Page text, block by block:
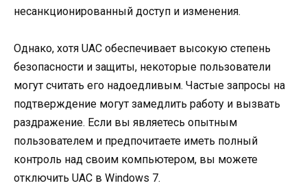
несанкционированный доступ и изменения.
Однако, хотя UAC обеспечивает высокую степень
безопасности и защиты, некоторые пользователи
могут считать его надоедливым. Частые запросы на
подтверждение могут замедлить работу и вызвать
раздражение. Если вы являетесь опытным
пользователем и предпочитаете иметь полный
контроль над своим компьютером, вы можете
отключить UAC в Windows 7.